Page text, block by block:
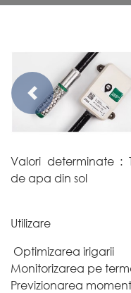
Previous
Valori determinate :
de apa din sol
Utilizare
Optimizarea irigarii
Monitorizarea pe
Previzionarea